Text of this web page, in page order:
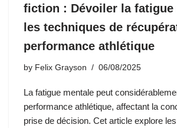
fiction : Dévoiler la fatigue
les techniques de
performance athlétique
by Felix Grayson 06/08/2025
La fatigue mentale peut
performance athlétique, affectant la
prise de décision. Cet article explore